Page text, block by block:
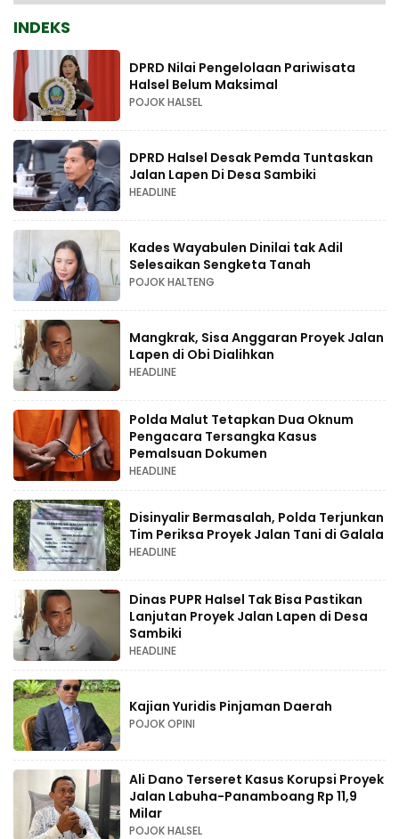
INDEKS
DPRD Nilai Pengelolaan Pariwisata
Halsel Belum Maksimal
POJOK HALSEL
DPRD Halsel Desak Pemda Tuntaskan
Jalan Lapen Di Desa Sambiki
HEADLINE
Kades Wayabulen Dinilai tak Adil
Selesaikan Sengketa Tanah
POJOK HALTENG
Mangkrak, Sisa Anggaran Proyek Jalan
Lapen di Obi Dialihkan
HEADLINE
Polda Malut Tetapkan Dua Oknum
Pengacara Tersangka Kasus
Pemalsuan Dokumen
HEADLINE
Disinyalir Bermasalah, Polda Terjunkan
Tim Periksa Proyek Jalan Tani di Galala
HEADLINE
Dinas PUPR Halsel Tak Bisa Pastikan
Lanjutan Proyek Jalan Lapen di Desa
Sambiki
HEADLINE
Kajian Yuridis Pinjaman Daerah
POJOK OPINI
Ali Dano Terseret Kasus Korupsi Proyek
Jalan Labuha-Panamboang Rp 11,9
Milar
POJOK HALSEL